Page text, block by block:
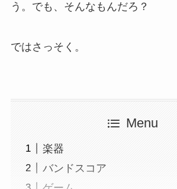
う。でも、そんなもんだろ？
ではさっそく。
Menu
楽器
バンドスコア